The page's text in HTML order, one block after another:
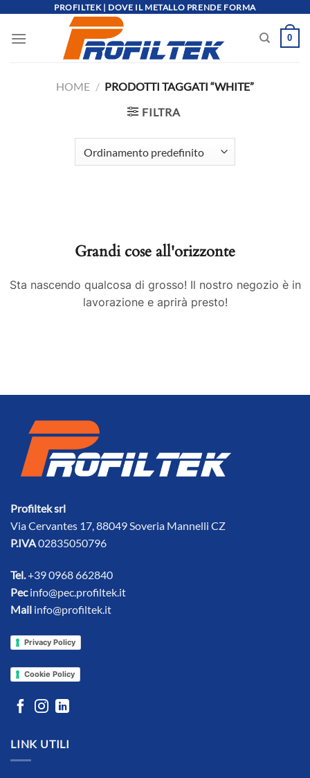
contenuti
PROFILTEK | DOVE IL METALLO PRENDE FORMA
0
HOME / PRODOTTI TAGGATI “WHITE”
FILTRA
Grandi cose all'orizzonte
Sta nascendo qualcosa di grosso! Il nostro negozio è in
lavorazione e aprirà presto!
Profiltek srl
Via Cervantes 17, 88049 Soveria Mannelli CZ
P.IVA02835050796
Tel.+39 0968 662840
Pecinfo@pec.profiltek.it
Mail info@profiltek.it
Privacy Policy
Cookie Policy
LINK UTILI